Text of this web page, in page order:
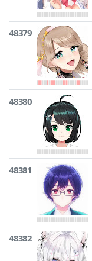
48379
48380
48381
48382